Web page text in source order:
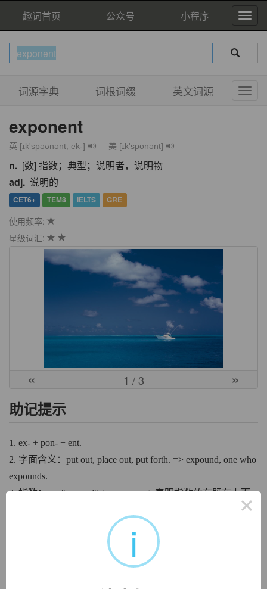
趣词首页 公众号 小程序
词源字典 词根词缀 英文词源
exponent
英 [ɪk'spəʊnənt; ek-] 美 [ɪk'sponənt]
n. [数] 指数；典型；说明者，说明物
adj. 说明的
CET6+ TEM8 IELTS GRE
使用频率:
星级词汇:
« 1 / 3 »
助记提示
1. ex- + pon- + ent.
2. 字面含义：put out, place out, put forth. => expound, one who
expounds.
3. 指数：ex- "upward" + pon- + -ent. 表明指数放在既在上面
×
i